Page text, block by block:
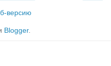
версию
Blogger.